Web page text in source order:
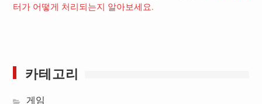
터가 어떻게 처리되는지 알아보세요.
카테고리
게임